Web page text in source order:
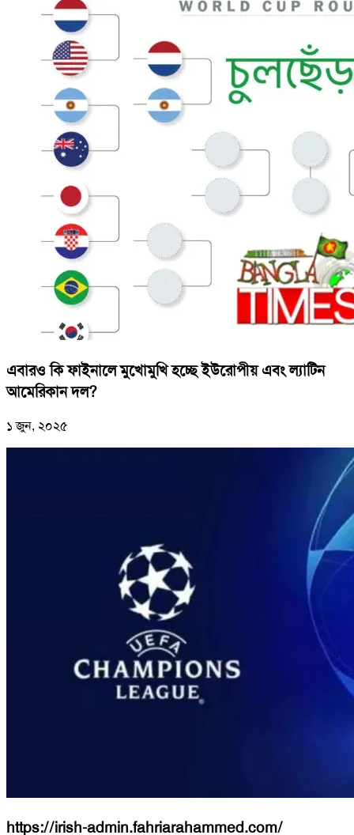
এবারও কি ফাইনালে মুখোমুখি হচ্ছে ইউরোপীয় এবং ল্যাটিন
আমেরিকান দল?
১ জুন, ২০২৫
https://irish-admin.fahriarahammed.com/